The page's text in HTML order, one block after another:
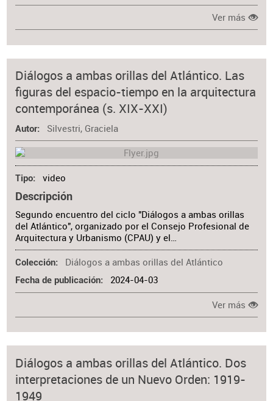
Ver más
Diálogos a ambas orillas del Atlántico. Las
figuras del espacio-tiempo en la arquitectura
contemporánea (s. XIX-XXI)
Autor Silvestri, Graciela
Tipo video
Descripción
Segundo encuentro del ciclo "Diálogos a ambas orillas
del Atlántico", organizado por el Consejo Profesional de
Arquitectura y Urbanismo (CPAU) y el…
Colección Diálogos a ambas orillas del Atlántico
Fecha de publicación 2024-04-03
Ver más
Diálogos a ambas orillas del Atlántico. Dos
interpretaciones de un Nuevo Orden: 1919-
1949